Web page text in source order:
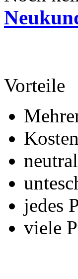
Vorteile
jedes
viele